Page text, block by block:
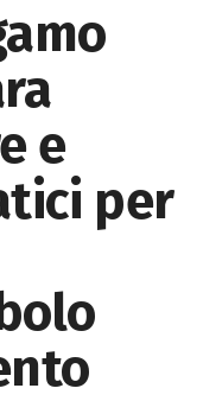
e
per